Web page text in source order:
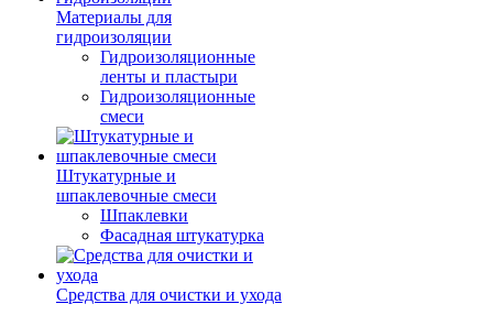
Материалы для
гидроизоляции
Гидроизоляционные
ленты и пластыри
Гидроизоляционные
смеси
Штукатурные и
шпаклевочные смеси
Шпаклевки
Фасадная штукатурка
Средства для очистки и ухода